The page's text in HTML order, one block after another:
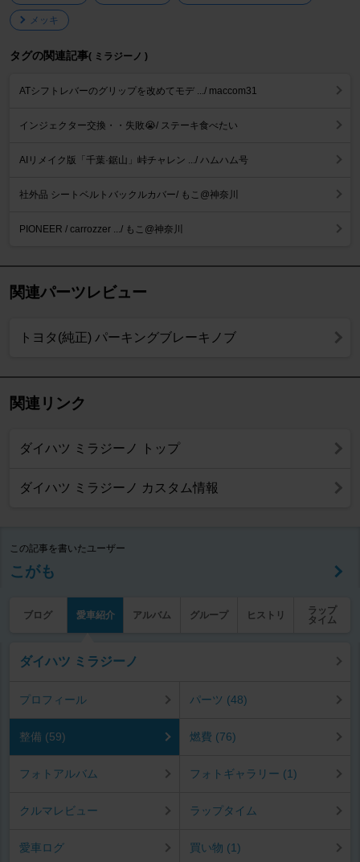
メッキ
タグの関連記事( ミラジーノ )
ATシフトレバーのグリップを改めてモデ .../ maccom31
インジェクター交換・・失敗😭/ ステーキ食べたい
AIリメイク版「千葉·鋸山」峠チャレン .../ ハムハム号
社外品 シートベルトバックルカバー/ もこ@神奈川
PIONEER / carrozzer .../ もこ@神奈川
関連パーツレビュー
トヨタ(純正) パーキングブレーキノブ
関連リンク
ダイハツ ミラジーノ トップ
ダイハツ ミラジーノ カスタム情報
この記事を書いたユーザー
こがも
ブログ 愛車紹介 アルバム グループ ヒストリ
ラップ
タイム
ダイハツ ミラジーノ
プロフィール パーツ (48)
整備 (59) 燃費 (76)
フォトアルバム フォトギャラリー (1)
クルマレビュー ラップタイム
愛車ログ 買い物 (1)